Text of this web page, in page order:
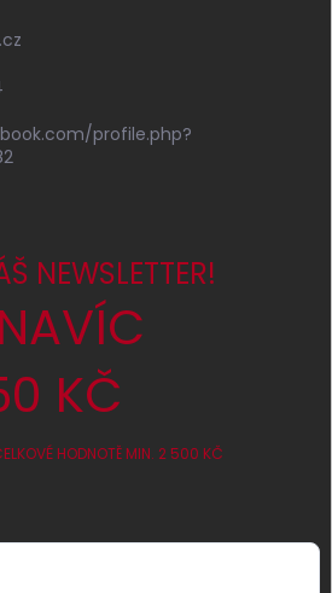
profile.php?
NEWSLETTER!
KČ
HODNOTĚ MIN. 2 500 KČ